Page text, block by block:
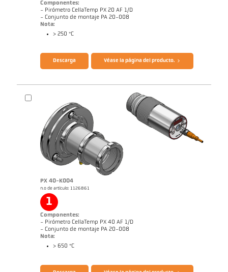
Componentes:
- Pirómetro CellaTemp PX 20 AF 1/D
- Conjunto de montaje PA 20-008
Nota:
> 250 °C
Descarga Véase la página del producto.
PX 40-K004
n.o de artículo: 1126861
1
Componentes:
- Pirómetro CellaTemp PX 40 AF 1/D
- Conjunto de montaje PA 20-008
Nota:
> 650 °C